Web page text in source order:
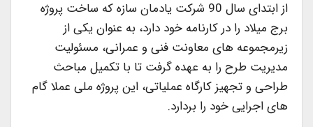
از ابتدای سال 90 شرکت یادمان سازه که ساخت پروژه
برج میلاد را در کارنامه خود دارد، به عنوان یکی از
زیرمجموعه های معاونت فنی و عمرانی، مسئولیت
مدیریت طرح را به عهده گرفت تا با تکمیل مباحث
طراحی و تجهیز کارگاه عملیاتی، این پروژه ملی عملا گام
های اجرایی خود را بردارد.